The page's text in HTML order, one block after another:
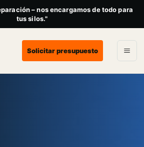
– nos encargamos de todo para
tus silos."
Solicitar presupuesto